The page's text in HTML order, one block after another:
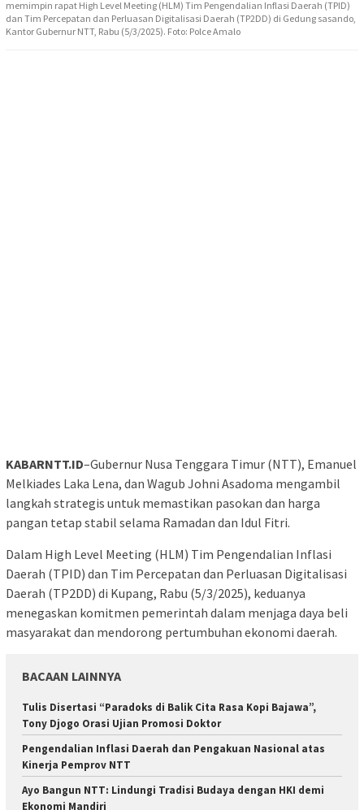
memimpin rapat High Level Meeting (HLM) Tim Pengendalian Inflasi Daerah (TPID)
dan Tim Percepatan dan Perluasan Digitalisasi Daerah (TP2DD) di Gedung sasando,
Kantor Gubernur NTT, Rabu (5/3/2025). Foto: Polce Amalo
KABARNTT.ID–Gubernur Nusa Tenggara Timur (NTT), Emanuel
Melkiades Laka Lena, dan Wagub Johni Asadoma mengambil
langkah strategis untuk memastikan pasokan dan harga
pangan tetap stabil selama Ramadan dan Idul Fitri.
Dalam High Level Meeting (HLM) Tim Pengendalian Inflasi
Daerah (TPID) dan Tim Percepatan dan Perluasan Digitalisasi
Daerah (TP2DD) di Kupang, Rabu (5/3/2025), keduanya
menegaskan komitmen pemerintah dalam menjaga daya beli
masyarakat dan mendorong pertumbuhan ekonomi daerah.
BACAAN LAINNYA
Tulis Disertasi “Paradoks di Balik Cita Rasa Kopi Bajawa”,
Tony Djogo Orasi Ujian Promosi Doktor
Pengendalian Inflasi Daerah dan Pengakuan Nasional atas
Kinerja Pemprov NTT
Ayo Bangun NTT: Lindungi Tradisi Budaya dengan HKI demi
Ekonomi Mandiri